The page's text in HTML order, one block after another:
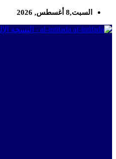
السبت,8 أغسطس, 2026
al-intifada - النسخة الإلكترونية لجريدة الانتفاضة